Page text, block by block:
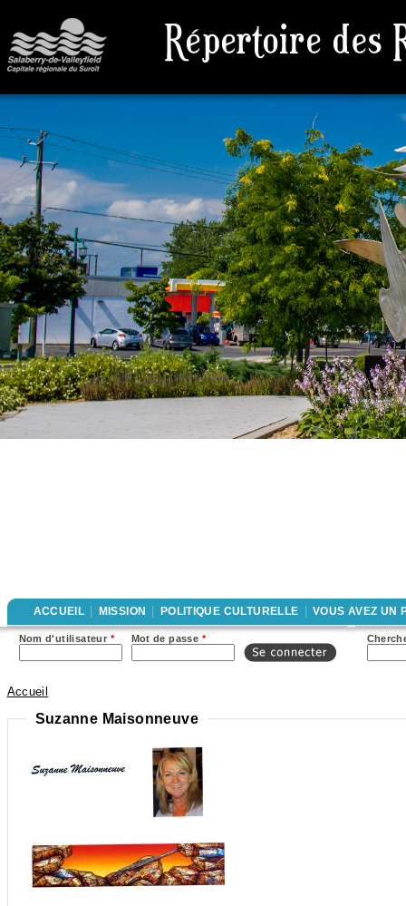
ACCUEIL MISSION POLITIQUE CULTURELLE VOUS AVEZ UN
Nom d'utilisateur * Mot de passe *
Vous êtes ici
Accueil
Suzanne Maisonneuve